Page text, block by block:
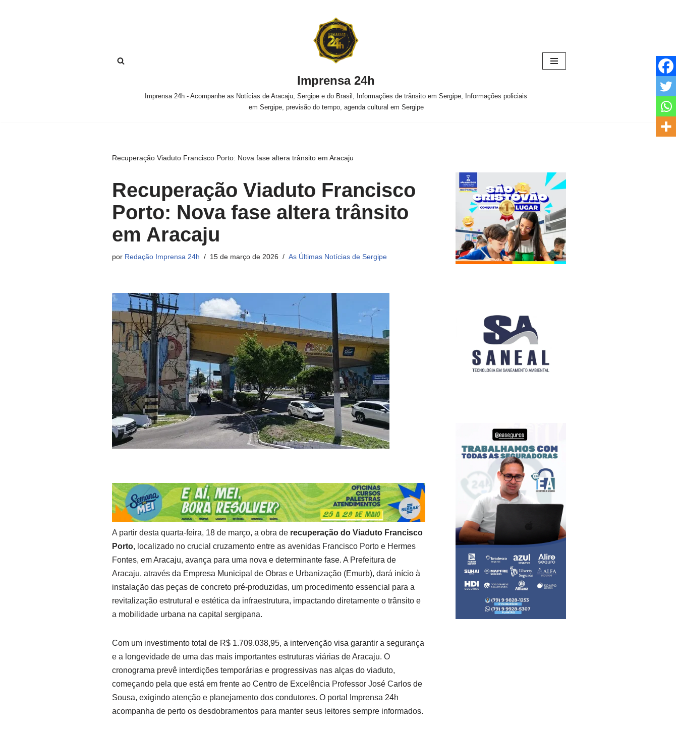
Imprensa 24h
Imprensa 24h - Acompanhe as Notícias de Aracaju, Sergipe e do Brasil, Informações de trânsito em Sergipe, Informações policiais
em Sergipe, previsão do tempo, agenda cultural em Sergipe
Recuperação Viaduto Francisco Porto: Nova fase altera trânsito em Aracaju
Recuperação Viaduto Francisco
Porto: Nova fase altera trânsito
em Aracaju
por Redação Imprensa 24h 15 de março de 2026 As Últimas Notícias de Sergipe
A partir desta quarta-feira, 18 de março, a obra de recuperação do Viaduto Francisco
Porto, localizado no crucial cruzamento entre as avenidas Francisco Porto e Hermes
Fontes, em Aracaju, avança para uma nova e determinante fase. A Prefeitura de
Aracaju, através da Empresa Municipal de Obras e Urbanização (Emurb), dará início à
instalação das peças de concreto pré-produzidas, um procedimento essencial para a
revitalização estrutural e estética da infraestrutura, impactando diretamente o trânsito e
a mobilidade urbana na capital sergipana.
Com um investimento total de R$ 1.709.038,95, a intervenção visa garantir a segurança
e a longevidade de uma das mais importantes estruturas viárias de Aracaju. O
cronograma prevê interdições temporárias e progressivas nas alças do viaduto,
começando pela que está em frente ao Centro de Excelência Professor José Carlos de
Sousa, exigindo atenção e planejamento dos condutores. O portal Imprensa 24h
acompanha de perto os desdobramentos para manter seus leitores sempre informados.